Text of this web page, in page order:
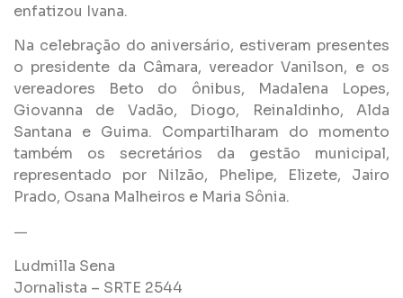
enfatizou Ivana.
Na celebração do aniversário, estiveram presentes
o presidente da Câmara, vereador Vanilson, e os
vereadores Beto do ônibus, Madalena Lopes,
Giovanna de Vadão, Diogo, Reinaldinho, Alda
Santana e Guima. Compartilharam do momento
também os secretários da gestão municipal,
representado por Nilzão, Phelipe, Elizete, Jairo
Prado, Osana Malheiros e Maria Sônia.
—
Ludmilla Sena
Jornalista – SRTE 2544